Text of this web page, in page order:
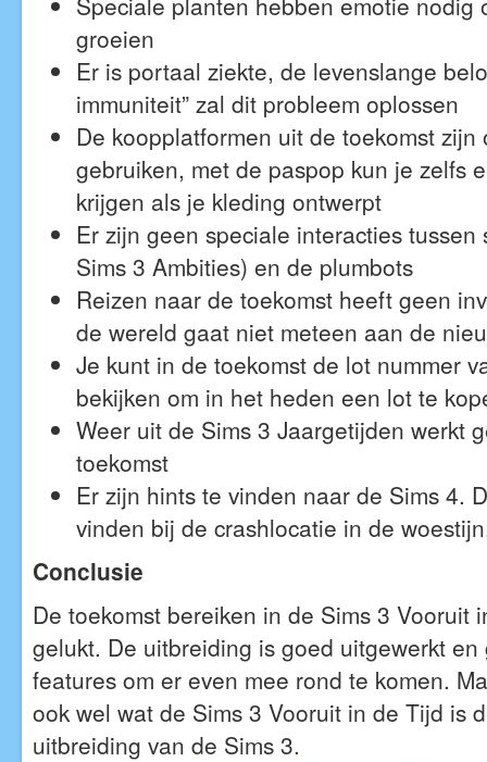
groeien
Er is portaal ziekte, de levenslange
immuniteit” zal dit probleem oplossen
De koopplatformen uit de toekomst zijn
gebruiken, met de paspop kun je zelfs
krijgen als je kleding ontwerpt
Er zijn geen speciale interacties tussen
Sims 3 Ambities) en de plumbots
Reizen naar de toekomst heeft geen
de wereld gaat niet meteen aan de
Je kunt in de toekomst de lot nummer
bekijken om in het heden een lot te
Weer uit de Sims 3 Jaargetijden werkt
toekomst
Er zijn hints te vinden naar de Sims 4.
vinden bij de crashlocatie in de
Conclusie
De toekomst bereiken in de Sims 3 Vooruit
gelukt. De uitbreiding is goed uitgewerkt
features om er even mee rond te komen.
ook wel wat de Sims 3 Vooruit in de Tijd is
uitbreiding van de Sims 3.